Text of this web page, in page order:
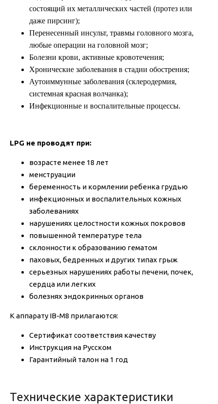
состоящий их металлических частей (протез или
даже пирсинг);
Перенесенный инсульт, травмы головного мозга,
любые операции на головной мозг;
Болезни крови, активные кровотечения;
Хронические заболевания в стадии обострения;
Аутоиммунные заболевания (склеродермия,
системная красная волчанка);
Инфекционные и воспалительные процессы.
LPG не проводят при:
возрасте менее 18 лет
менструации
беременность и кормлении ребенка грудью
инфекционных и воспалительных кожных
заболеваниях
нарушениях целостности кожных покровов
повышенной температуре тела
склонности к образованию гематом
паховых, бедренных и других типах грыж
серьезных нарушениях работы печени, почек,
сердца или легких
болезнях эндокринных органов
К аппарату IB-M8 прилагаются:
Сертификат соответствия качеству
Инструкция на Русском
Гарантийный талон на 1 год
Технические характеристики